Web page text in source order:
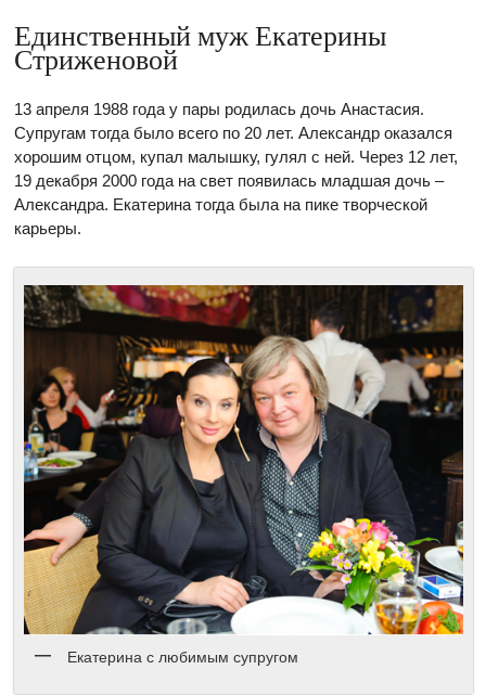
Единственный муж Екатерины
Стриженовой
13 апреля 1988 года у пары родилась дочь Анастасия.
Супругам тогда было всего по 20 лет. Александр оказался
хорошим отцом, купал малышку, гулял с ней. Через 12 лет,
19 декабря 2000 года на свет появилась младшая дочь –
Александра. Екатерина тогда была на пике творческой
карьеры.
Екатерина с любимым супругом